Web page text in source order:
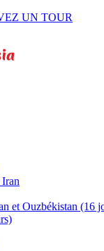
UN TOUR
Iran
et Ouzbékistan (16